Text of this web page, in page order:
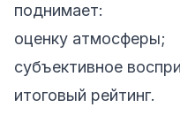
поднимает:
оценку атмосферы;
субъективное
итоговый рейтинг.